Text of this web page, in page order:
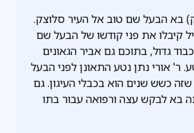
בא הבעל שם טוב אל העיר סלוצק.
קיבלו את פני קודשו של הבעל שם
גדול, בתוכם גם אביר הגאונים
ר' אורי נתן נטע התאונן לפני הבעל
כשש שנים הוא בכבלי העיגון. גם
לבקש עצה ורפואה עבור בתו